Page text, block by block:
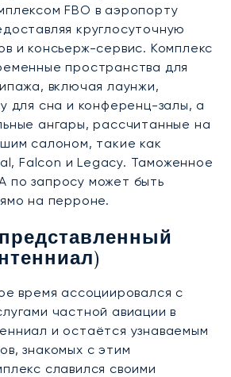
FBO в аэропорту
круглосуточную
и консьерж-сервис. Комплекс
пространства для
включая лаунжи,
для сна и конференц-залы, а
ангары, рассчитанные на
салоном, такие как
Falcon и Legacy. Таможенное
запросу может быть
на перроне.
представленный
время ассоциировался с
частной авиации в
и остаётся узнаваемым
знакомых с этим
славился своими